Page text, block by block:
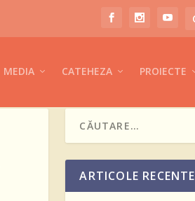
MEDIA CATEHEZA PROIECTE
ARTICOLE RECENTE